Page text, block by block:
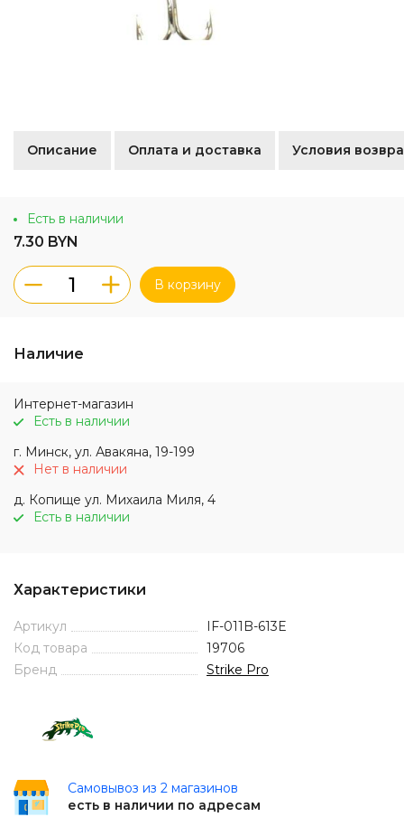
Описание Оплата и доставка Условия
Есть в наличии
7.30 BYN
В корзину
Наличие
Интернет-магазин
Есть в наличии
г. Минск, ул. Авакяна, 19-199
Нет в наличии
д. Копище ул. Михаила Миля, 4
Есть в наличии
Характеристики
Артикул
IF-011B-613E
Код товара
19706
Бренд
Strike Pro
Самовывоз из 2 магазинов
есть в наличии по адресам